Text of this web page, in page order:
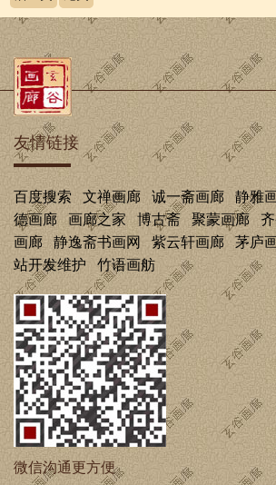
友情链接
百度搜索 文禅画廊 诚一斋画廊 静雅
德画廊
画廊之家 博古斋 聚蒙画廊
画廊
静逸斋书画网 紫云轩画廊 茅庐
站开发维护
竹语画舫
微信沟通更方便